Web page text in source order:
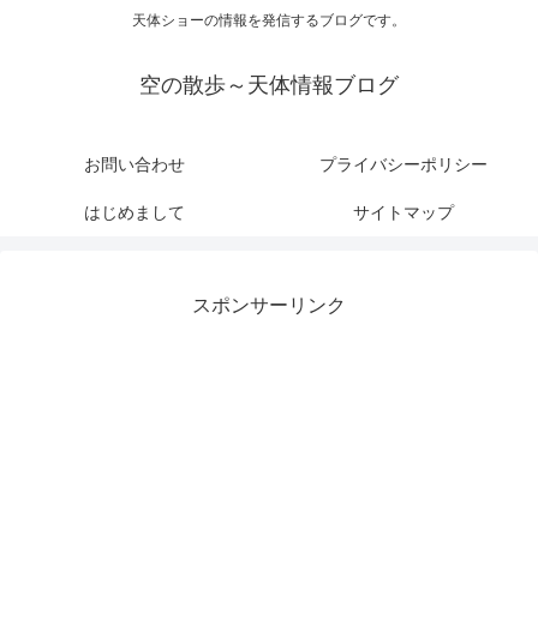
天体ショーの情報を発信するブログです。
空の散歩～天体情報ブログ
お問い合わせ プライバシーポリシー
はじめまして サイトマップ
スポンサーリンク